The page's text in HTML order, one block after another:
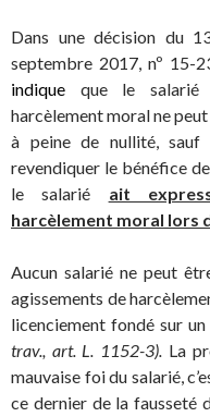
Dans une décision du
septembre 2017, nº 15-
indique que le salarié
harcèlement moral ne
à peine de nullité, sauf
revendiquer le bénéfice
le salarié ait
harcèlement moral lors
Aucun salarié ne peut
agissements de
licenciement fondé sur
trav., art. L. 1152-3). La
mauvaise foi du salarié,
ce dernier de la fausseté